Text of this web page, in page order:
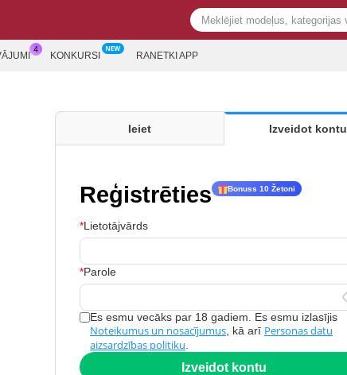
KONKURSI RANETKI APP
Ieiet Izveidot kontu
Reģistrēties Bonuss 10 Žetoni
Lietotājvārds
Parole
Es esmu vecāks par 18 gadiem. Es esmu izlasījis
Noteikumus un nosacījumus , kā arī Personas datu
aizsardzības politiku
Izveidot kontu